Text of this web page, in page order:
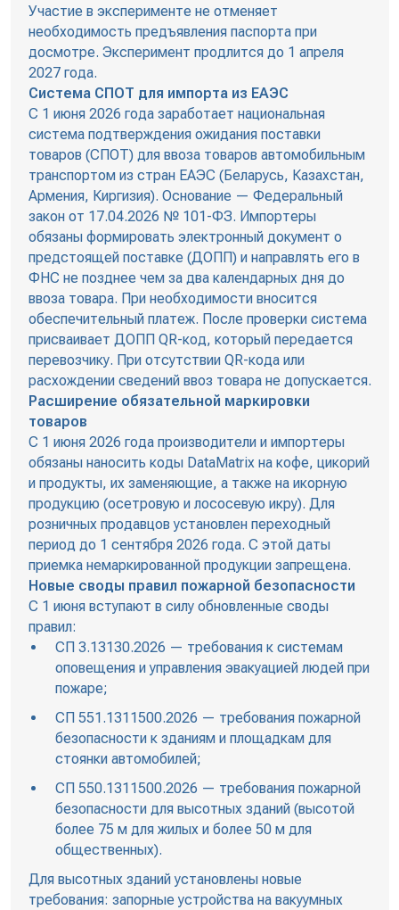
Участие в эксперименте не отменяет
необходимость предъявления паспорта при
досмотре. Эксперимент продлится до 1 апреля
2027 года.
Система СПОТ для импорта из ЕАЭС
С 1 июня 2026 года заработает национальная
система подтверждения ожидания поставки
товаров (СПОТ) для ввоза товаров автомобильным
транспортом из стран ЕАЭС (Беларусь, Казахстан,
Армения, Киргизия). Основание — Федеральный
закон от 17.04.2026 № 101-ФЗ. Импортеры
обязаны формировать электронный документ о
предстоящей поставке (ДОПП) и направлять его в
ФНС не позднее чем за два календарных дня до
ввоза товара. При необходимости вносится
обеспечительный платеж. После проверки система
присваивает ДОПП QR-код, который передается
перевозчику. При отсутствии QR-кода или
расхождении сведений ввоз товара не допускается.
Расширение обязательной маркировки
товаров
С 1 июня 2026 года производители и импортеры
обязаны наносить коды DataMatrix на кофе, цикорий
и продукты, их заменяющие, а также на икорную
продукцию (осетровую и лососевую икру). Для
розничных продавцов установлен переходный
период до 1 сентября 2026 года. С этой даты
приемка немаркированной продукции запрещена.
Новые своды правил пожарной безопасности
С 1 июня вступают в силу обновленные своды
правил:
СП 3.13130.2026 — требования к системам
оповещения и управления эвакуацией людей при
пожаре;
СП 551.1311500.2026 — требования пожарной
безопасности к зданиям и площадкам для
стоянки автомобилей;
СП 550.1311500.2026 — требования пожарной
безопасности для высотных зданий (высотой
более 75 м для жилых и более 50 м для
общественных).
Для высотных зданий установлены новые
требования: запорные устройства на вакуумных